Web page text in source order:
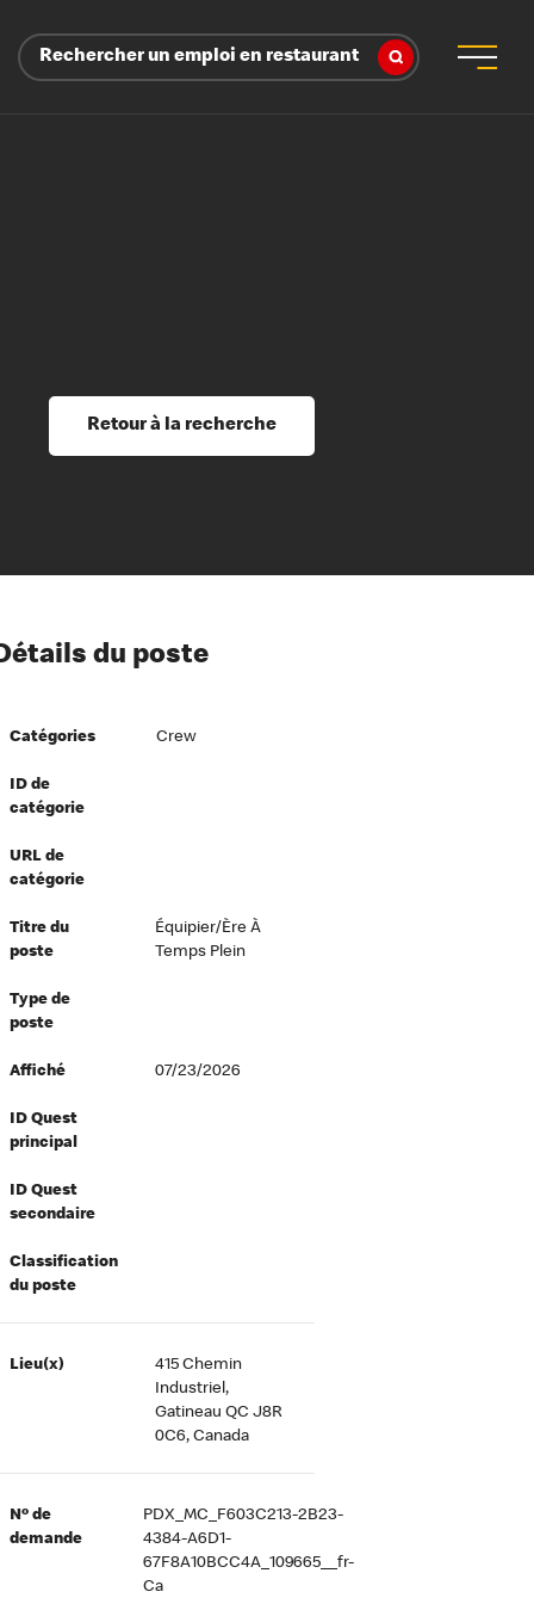
Rechercher un emploi en restaurant
et perfectionnement
du savoir
à l’égard de nos employés
directeurs
équité et inclusion
au travail
Retour à la recherche
du poste
Catégories Crew
ID de
catégorie
URL de
catégorie
Titre du
poste
Équipier/ère À
Temps Plein
Type de
poste
Affiché 07/23/2026
ID Quest
principal
ID Quest
secondaire
Classification
du poste
Lieu(x)
415 Chemin
Industriel,
Gatineau QC J8R
0C6, Canada
Nº de
demande
PDX_MC_F603C213-2B23-
4384-A6D1-
67F8A10BCC4A_109665__fr-
Ca